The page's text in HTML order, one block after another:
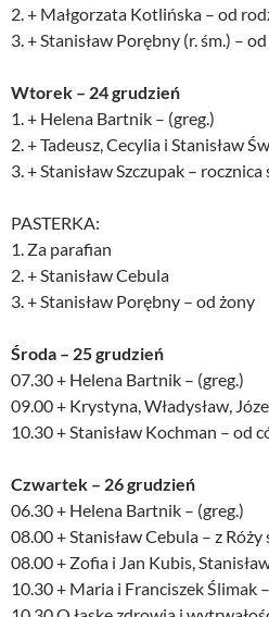
2. + Małgorzata Kotlińska – od
3. + Stanisław Porębny (r. śm.) –
Wtorek – 24 grudzień
1. + Helena Bartnik – (greg.)
2. + Tadeusz, Cecylia i Stanisław
3. + Stanisław Szczupak – rocznica
PASTERKA:
1. Za parafian
2. + Stanisław Cebula
3. + Stanisław Porębny – od żony
Środa – 25 grudzień
07.30 + Helena Bartnik – (greg.)
09.00 + Krystyna, Władysław,
10.30 + Stanisław Kochman – od
Czwartek – 26 grudzień
06.30 + Helena Bartnik – (greg.)
08.00 + Stanisław Cebula – z Róży
08.00 + Zofia i Jan Kubis,
10.30 + Maria i Franciszek Ślimak